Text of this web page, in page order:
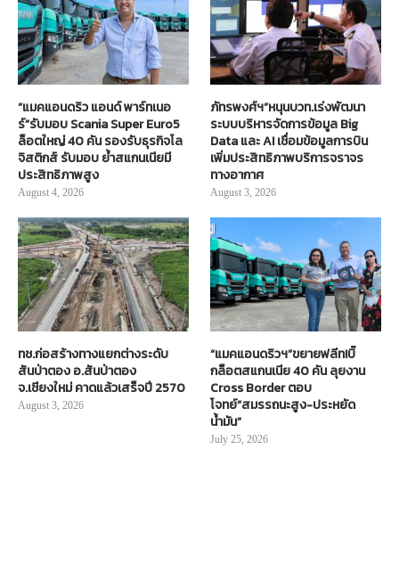
“แมคแอนดริว แอนด์ พาร์ทเนอ
ร์”รับมอบ Scania Super Euro5
ล็อตใหญ่ 40 คัน รองรับธุรกิจโล
จิสติกส์ รับมอบ ย้ำสแกนเนียมี
ประสิทธิภาพสูง
August 4, 2026
ภัทรพงศ์ฯ”หนุนบวท.เร่งพัฒนา
ระบบบริหารจัดการข้อมูล Big
Data และ AI เชื่อมข้อมูลการบิน
เพิ่มประสิทธิภาพบริการจราจร
ทางอากาศ
August 3, 2026
ทช.ก่อสร้างทางแยกต่างระดับ
สันป่าตอง อ.สันป่าตอง
จ.เชียงใหม่ คาดแล้วเสร็จปี 2570
August 3, 2026
“แมคแอนดริวฯ”ขยายฟลีท!บิ๊
กล็อตสแกนเนีย 40 คัน ลุยงาน
Cross Border ตอบ
โจทย์“สมรรถนะสูง-ประหยัด
น้ำมัน”
July 25, 2026